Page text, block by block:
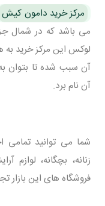
مرکز خرید دامون کیش
می باشد که در شمال
لوکس این مرکز خرید به
آن سبب شده تا بتوان
آن نام برد.
شما می توانید تمامی
زنانه، بچگانه،
فروشگاه های این بازار